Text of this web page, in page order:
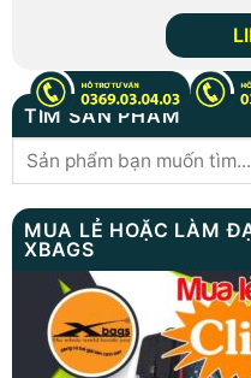
TÌM SẢN PHẨM
Tìm
MUA LẺ HOẶC LÀM
XBAGS